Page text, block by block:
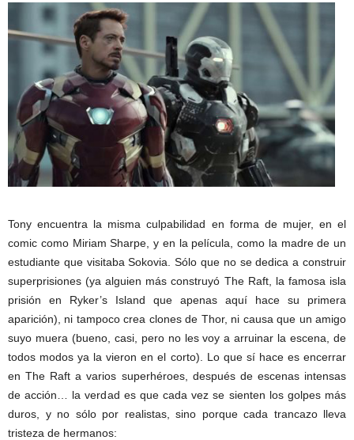
Tony encuentra la misma culpabilidad en forma de mujer, en el
comic como Miriam Sharpe, y en la película, como la madre de un
estudiante que visitaba Sokovia. Sólo que no se dedica a construir
superprisiones (ya alguien más construyó The Raft, la famosa isla
prisión en Ryker’s Island que apenas aquí hace su primera
aparición), ni tampoco crea clones de Thor, ni causa que un amigo
suyo muera (bueno, casi, pero no les voy a arruinar la escena, de
todos modos ya la vieron en el corto). Lo que sí hace es encerrar
en The Raft a varios superhéroes, después de escenas intensas
de acción… la verdad es que cada vez se sienten los golpes más
duros, y no sólo por realistas, sino porque cada trancazo lleva
tristeza de hermanos: